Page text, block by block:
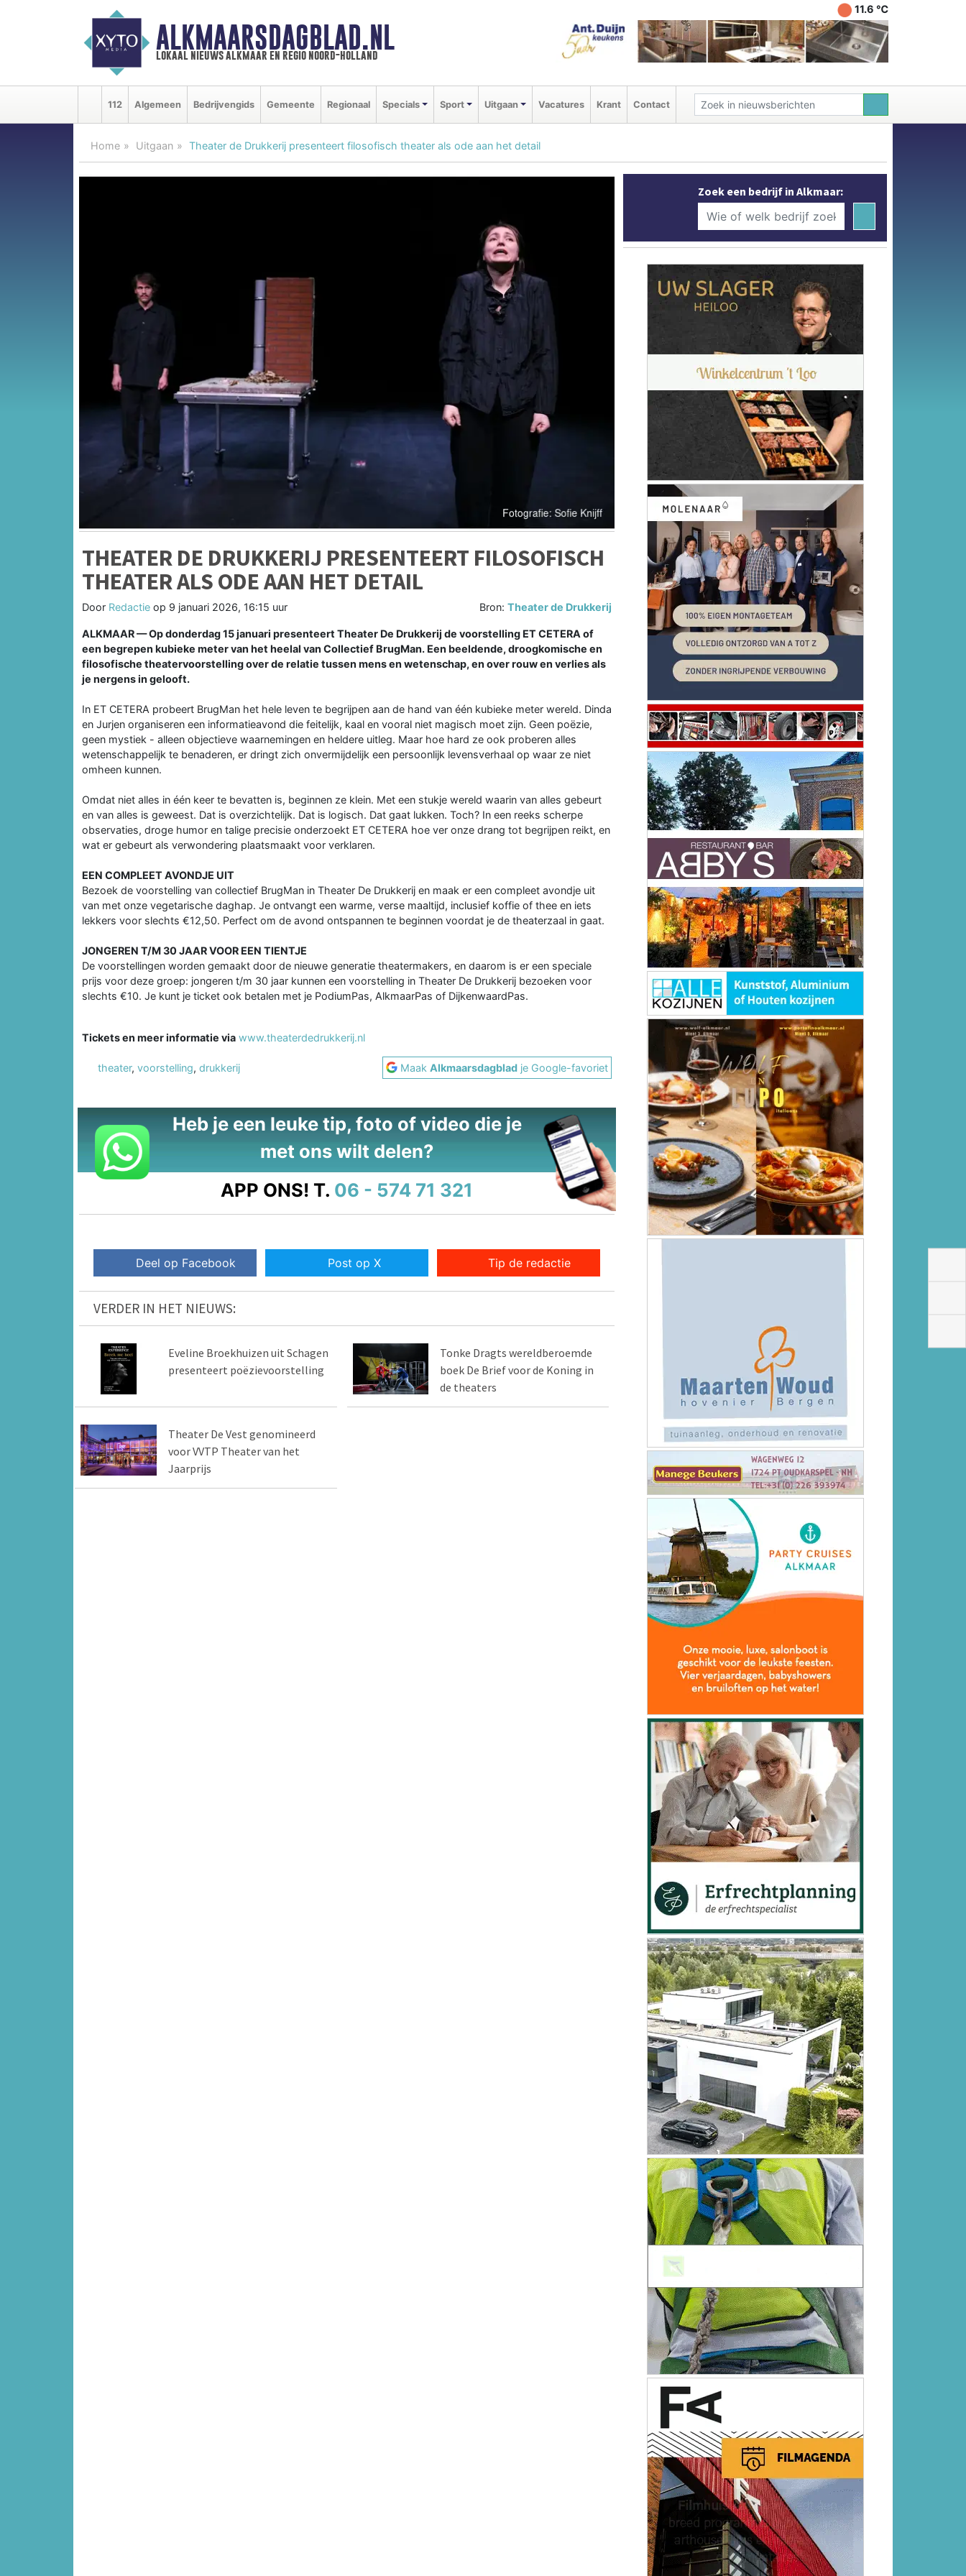
ALKMAARSDAGBLAD.NL
lokaal nieuws alkmaar en regio noord-holland
11.6 ℃
112 Algemeen Bedrijvengids Gemeente Regionaal Specials Sport Uitgaan Vacatures Krant Contact
Home Uitgaan Theater de Drukkerij presenteert filosofisch theater als ode aan het detail
THEATER DE DRUKKERIJ PRESENTEERT FILOSOFISCH
THEATER ALS ODE AAN HET DETAIL
Door Redactie op 9 januari 2026, 16:15 uur Bron:Theater de Drukkerij
ALKMAAR — Op donderdag 15 januari presenteert Theater De Drukkerij de voorstelling ET CETERA of
een begrepen kubieke meter van het heelal van Collectief BrugMan. Een beeldende, droogkomische en
filosofische theatervoorstelling over de relatie tussen mens en wetenschap, en over rouw en verlies als
je nergens in gelooft.
In ET CETERA probeert BrugMan het hele leven te begrijpen aan de hand van één kubieke meter wereld. Dinda
en Jurjen organiseren een informatieavond die feitelijk, kaal en vooral niet magisch moet zijn. Geen poëzie,
geen mystiek - alleen objectieve waarnemingen en heldere uitleg. Maar hoe hard ze ook proberen alles
wetenschappelijk te benaderen, er dringt zich onvermijdelijk een persoonlijk levensverhaal op waar ze niet
omheen kunnen.
Omdat niet alles in één keer te bevatten is, beginnen ze klein. Met een stukje wereld waarin van alles gebeurt
en van alles is geweest. Dat is overzichtelijk. Dat is logisch. Dat gaat lukken. Toch? In een reeks scherpe
observaties, droge humor en talige precisie onderzoekt ET CETERA hoe ver onze drang tot begrijpen reikt, en
wat er gebeurt als verwondering plaatsmaakt voor verklaren.
EEN COMPLEET AVONDJE UIT
Bezoek de voorstelling van collectief BrugMan in Theater De Drukkerij en maak er een compleet avondje uit
van met onze vegetarische daghap. Je ontvangt een warme, verse maaltijd, inclusief koffie of thee en iets
lekkers voor slechts €12,50. Perfect om de avond ontspannen te beginnen voordat je de theaterzaal in gaat.
JONGEREN T/M 30 JAAR VOOR EEN TIENTJE
De voorstellingen worden gemaakt door de nieuwe generatie theatermakers, en daarom is er een speciale
prijs voor deze groep: jongeren t/m 30 jaar kunnen een voorstelling in Theater De Drukkerij bezoeken voor
slechts €10. Je kunt je ticket ook betalen met je PodiumPas, AlkmaarPas of DijkenwaardPas.
Tickets en meer informatie via www.theaterdedrukkerij.nl
theater, voorstelling, drukkerij MaakAlkmaarsdagblad je Google-favoriet
Heb je een leuke tip, foto of video die je
met ons wilt delen?
APP ONS! T. 06 - 574 71 321
Deel op Facebook Post op X Tip de redactie
VERDER IN HET NIEUWS:
Eveline Broekhuizen uit Schagen
presenteert poëzievoorstelling
Tonke Dragts wereldberoemde
boek De Brief voor de Koning in
de theaters
Theater De Vest genomineerd
voor VVTP Theater van het
Jaarprijs
Zoek een bedrijf in Alkmaar: